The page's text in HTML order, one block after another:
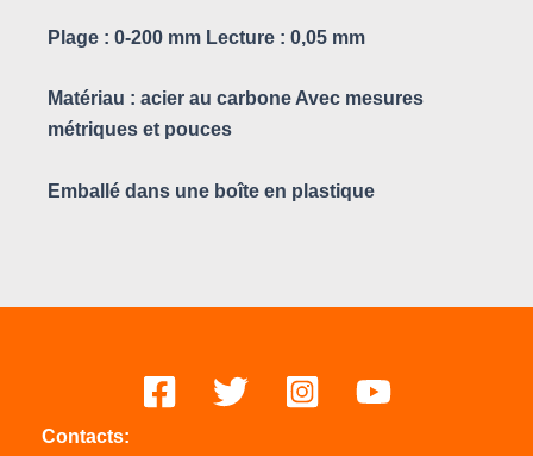
Plage : 0-200 mm Lecture : 0,05 mm
Matériau : acier au carbone Avec mesures
métriques et pouces
Emballé dans une boîte en plastique
Contacts: